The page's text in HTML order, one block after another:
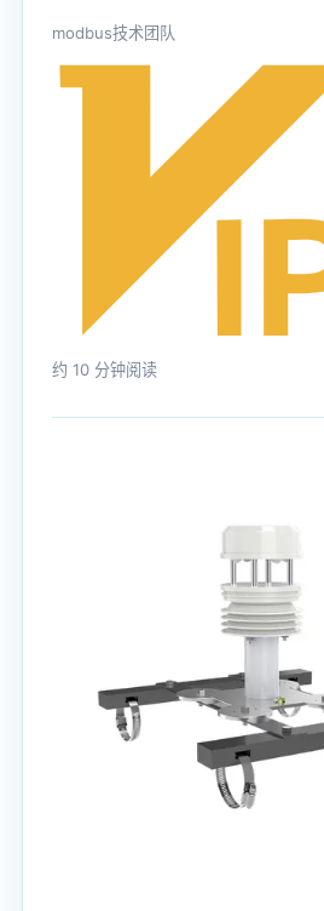
modbus技术团队
约 10 分钟阅读